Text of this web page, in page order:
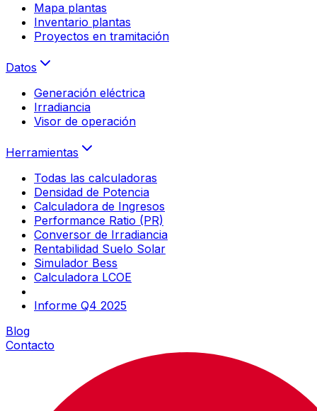
Mapa plantas
Inventario plantas
Proyectos en tramitación
Datos
Generación eléctrica
Irradiancia
Visor de operación
Herramientas
Todas las calculadoras
Densidad de Potencia
Calculadora de Ingresos
Performance Ratio (PR)
Conversor de Irradiancia
Rentabilidad Suelo Solar
Simulador Bess
Calculadora LCOE
Informe Q4 2025
Blog
Contacto